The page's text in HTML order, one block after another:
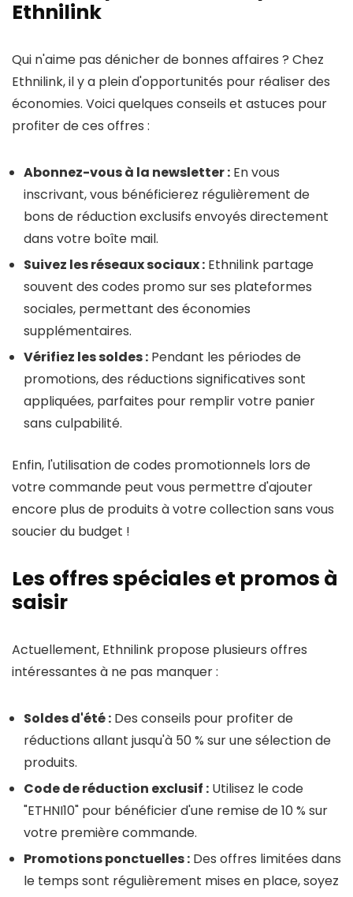
Ethnilink
Qui n'aime pas dénicher de bonnes affaires ? Chez
Ethnilink, il y a plein d'opportunités pour réaliser des
économies. Voici quelques conseils et astuces pour
profiter de ces offres :
Abonnez-vous à la newsletter : En vous
inscrivant, vous bénéficierez régulièrement de
bons de réduction exclusifs envoyés directement
dans votre boîte mail.
Suivez les réseaux sociaux : Ethnilink partage
souvent des codes promo sur ses plateformes
sociales, permettant des économies
supplémentaires.
Vérifiez les soldes : Pendant les périodes de
promotions, des réductions significatives sont
appliquées, parfaites pour remplir votre panier
sans culpabilité.
Enfin, l'utilisation de codes promotionnels lors de
votre commande peut vous permettre d'ajouter
encore plus de produits à votre collection sans vous
soucier du budget !
Les offres spéciales et promos à
saisir
Actuellement, Ethnilink propose plusieurs offres
intéressantes à ne pas manquer :
Soldes d'été : Des conseils pour profiter de
réductions allant jusqu'à 50 % sur une sélection de
produits.
Code de réduction exclusif : Utilisez le code
"ETHNI10" pour bénéficier d'une remise de 10 % sur
votre première commande.
Promotions ponctuelles : Des offres limitées dans
le temps sont régulièrement mises en place, soyez